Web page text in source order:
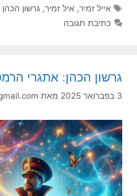
תגיות
אייל זמיר, איל זמיר,גרשון הכהן
כתיבת תגובה
גרשון הכהן: אתגרי
3 בפברואר 2025 מאת